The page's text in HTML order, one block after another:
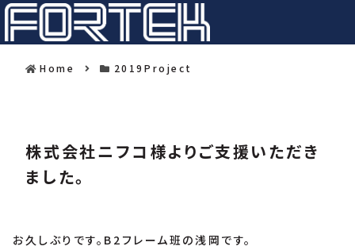
Home 2019Project
株式会社ニフコ様よりご支援いただき
ました。
お久しぶりです。B2フレーム班の浅岡です。